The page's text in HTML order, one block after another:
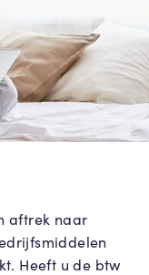
aftrek naar
Heeft u de btw